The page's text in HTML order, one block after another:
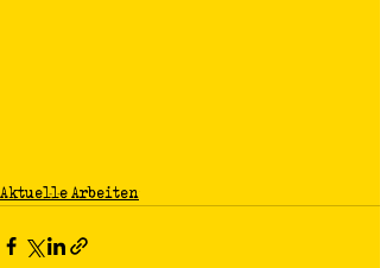
Aktuelle Arbeiten